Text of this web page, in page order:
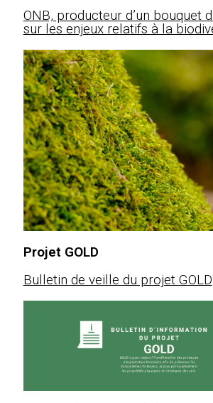
ONB, producteur d’un bouquet
sur les enjeux relatifs à la
Projet GOLD
Bulletin de veille du projet GOLD